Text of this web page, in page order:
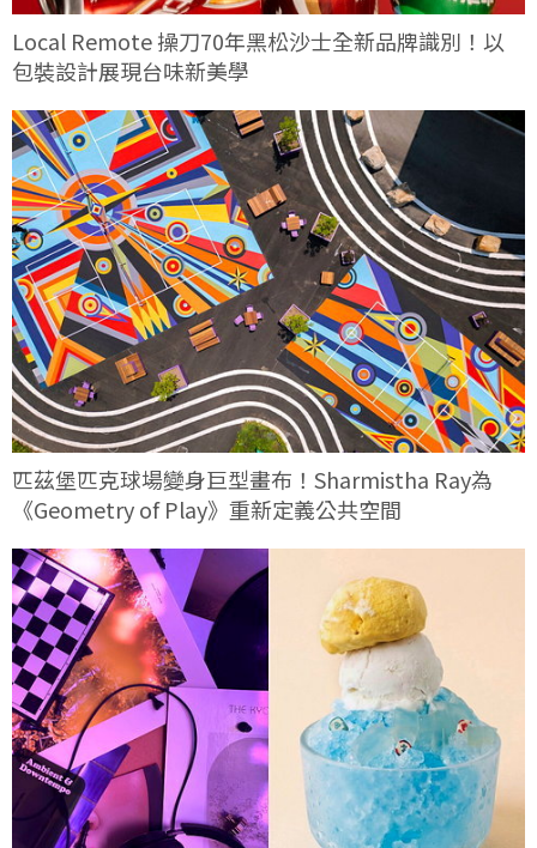
Local Remote 操刀70年黑松沙士全新品牌識別！以
包裝設計展現台味新美學
匹茲堡匹克球場變身巨型畫布！Sharmistha Ray為
《Geometry of Play》重新定義公共空間